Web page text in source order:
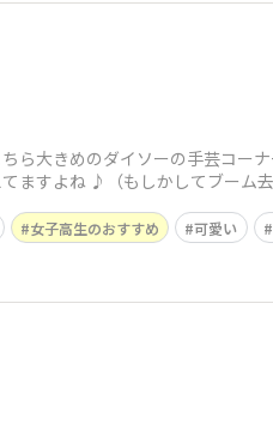
ら大きめのダイソーの手芸コー
ますよね ♪（もしかしてブーム去
女子高生のおすすめ 可愛い